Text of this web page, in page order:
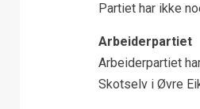
Partiet har ikke
Arbeiderpartiet
Arbeiderpartiet
Skotselv i Øvre